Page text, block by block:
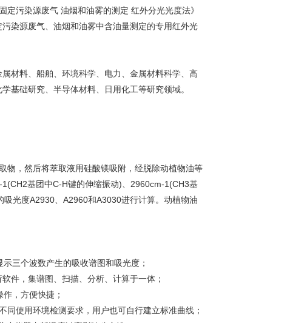
污染源废气 油烟和油雾的测定 红外分光光度法》
染源废气、油烟和油雾中含油量测定的专用红外光
材料、船舶、环境科学、电力、金属材料科学、高
基础研究、半导体材料、日用化工等研究领域。
物，然后将萃取液用硅酸镁吸附，经脱除动植物油等
基团中C-H键的伸缩振动)、2960cm-1(CH3基
光度A2930、A2960和A3030进行计算。动植物油
三个波数产生的吸收谱图和吸光度；
件，集谱图、扫描、分析、计算于一体；
，方便快捷；
使用环境检测要求，用户也可自行建立标准曲线；